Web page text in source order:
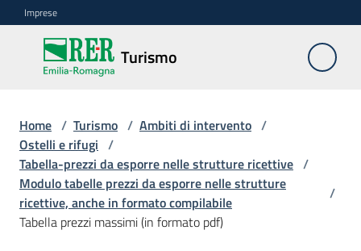
Vai al contenuto
Vai alla navigazione
Vai al footer
Imprese
Turismo
Turismo
Ambiti
di
intervento
Menu selezionato
Professioni
turistiche
Home / Turismo / Ambiti di intervento /
Ostelli e rifugi /
Tabella-prezzi da esporre nelle strutture ricettive /
Modulo tabelle prezzi da esporre nelle strutture
ricettive, anche in formato compilabile
/
Tabella prezzi massimi (in formato pdf)